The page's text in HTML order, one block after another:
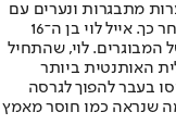
מתבגרות ונערים עם
שפם בר מצווה - וכולנו יודעים מה קרה איתה אחר כך. אייל לוי בן ה־16
המבוגרים. לוי, שהתחיל
הישראלית האותנטית ביותר
בעבר להפוך לגרסה
שנראה כמו חוסר מאמץ